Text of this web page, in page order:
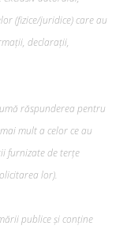
(fizice/juridice) care au
declarații,
răspunderea pentru
mult a celor ce au
furnizate de terțe
lor).
publice și conține